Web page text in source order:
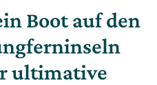
Boot auf den
ultimative